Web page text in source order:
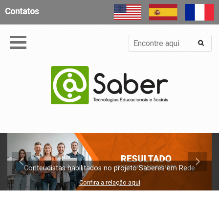
Contatos
Conteudistas habilitados no projeto Saberes em Rede
Confira a relação aqui